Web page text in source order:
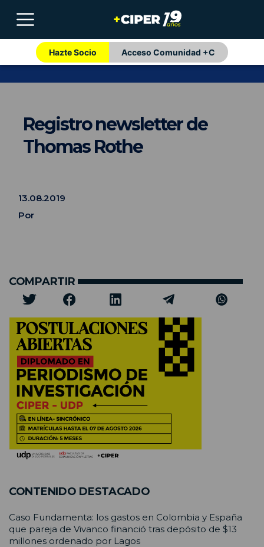
Hazte Socio Acceso Comunidad +C
Registro newsletter de
Thomas Rothe
13.08.2019
Por
COMPARTIR
CONTENIDO DESTACADO
Caso Fundamenta: los gastos en Colombia y España
que pareja de Vivanco financió tras depósito de $13
millones ordenado por Lagos